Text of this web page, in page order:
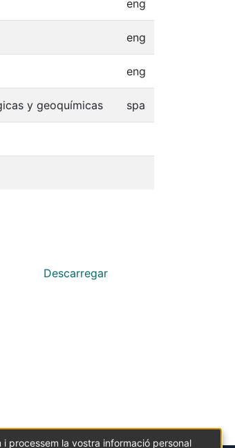
eng
eng
eng
y geoquímicas spa
Descarregar
i processem la vostra informació personal